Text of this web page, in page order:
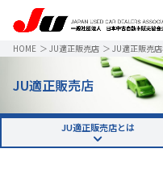
HOME ＞ JU適正販売店 ＞ JU適正販売
JU適正販売店
JU適正販売店とは